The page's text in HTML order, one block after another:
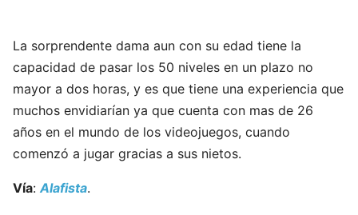
La sorprendente dama aun con su edad tiene la
capacidad de pasar los 50 niveles en un plazo no
mayor a dos horas, y es que tiene una experiencia que
muchos envidiarían ya que cuenta con mas de 26
años en el mundo de los videojuegos, cuando
comenzó a jugar gracias a sus nietos.
Vía:Alafista.